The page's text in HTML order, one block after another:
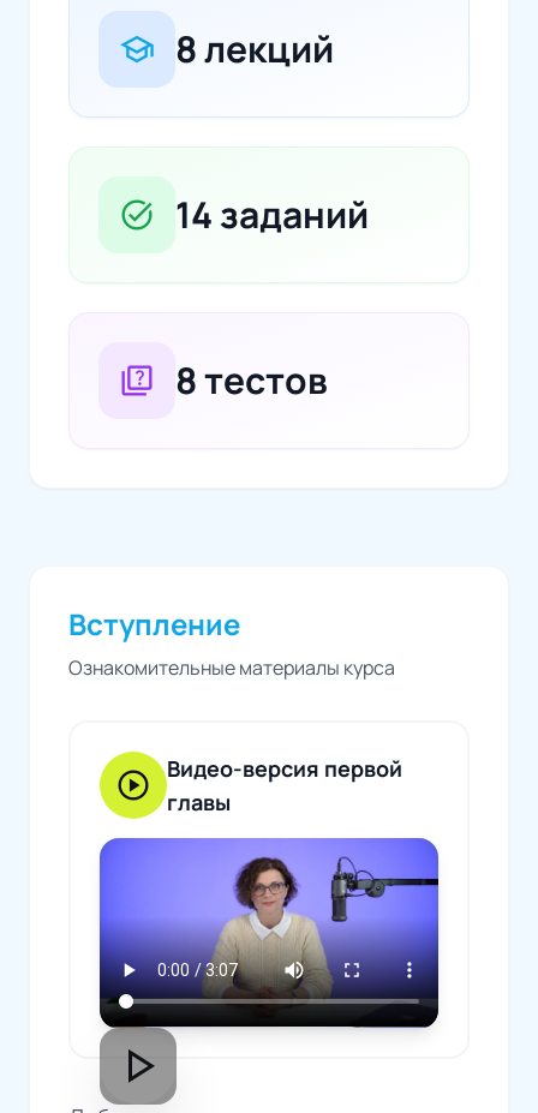
school 8 лекций
task_alt 14 заданий
quiz 8 тестов
Вступление
Ознакомительные материалы курса
play_circle
Видео-версия первой
главы
play_arrow